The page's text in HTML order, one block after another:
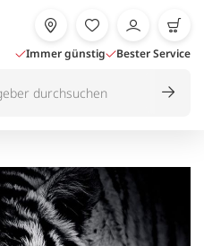
Immer günstig Bester Service